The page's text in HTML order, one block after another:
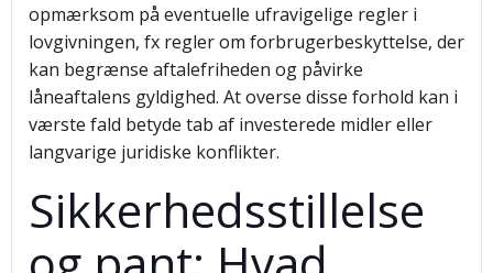
opmærksom på eventuelle ufravigelige regler i
lovgivningen, fx regler om forbrugerbeskyttelse, der
kan begrænse aftalefriheden og påvirke
låneaftalens gyldighed. At overse disse forhold kan i
værste fald betyde tab af investerede midler eller
langvarige juridiske konflikter.
Sikkerhedsstillelse